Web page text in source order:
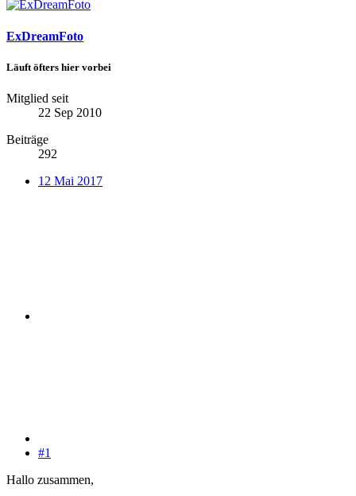
ExDreamFoto
Läuft öfters hier vorbei
Mitglied seit
22 Sep 2010
Beiträge
292
12 Mai 2017
#1
Hallo zusammen,